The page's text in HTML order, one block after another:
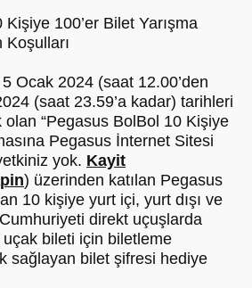
100’er Bilet Yarışma
Koşulları
Ocak 2024 (saat 12.00’den
(saat 23.59’a kadar) tarihleri
olan “Pegasus BolBol 10 Kişiye
Pegasus İnternet Sitesi
yok. Kayit
) üzerinden katılan Pegasus
10 kişiye yurt içi, yurt dışı ve
direkt uçuşlarda
uçak bileti için biletleme
sağlayan bilet şifresi hediye